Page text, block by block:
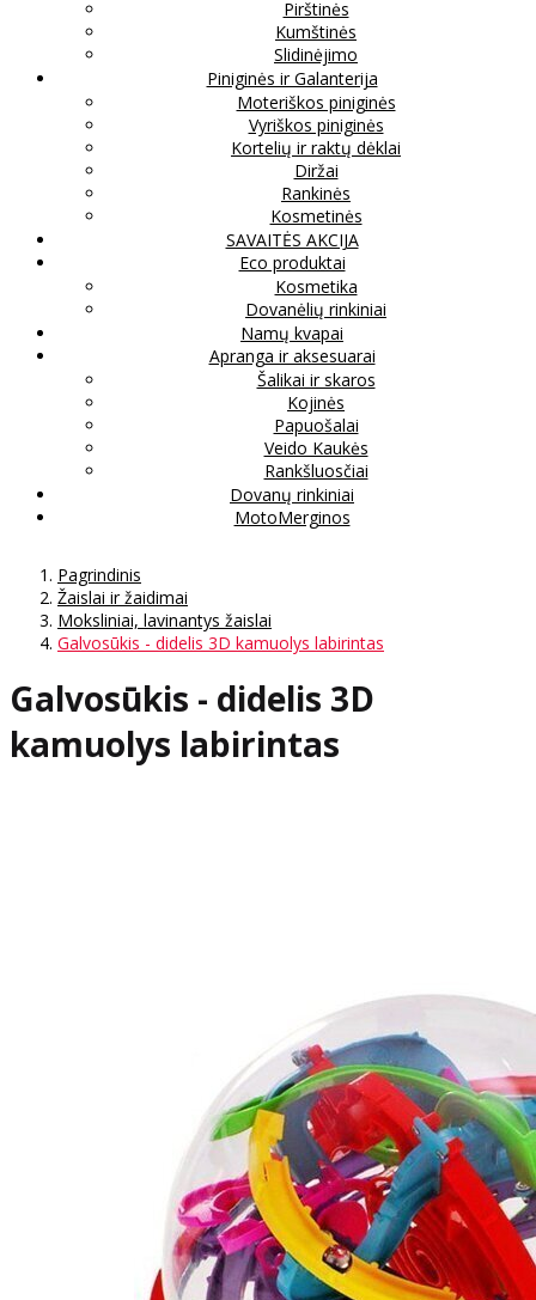
Pirštinės
Kumštinės
Slidinėjimo
Piniginės ir Galanterija
Moteriškos piniginės
Vyriškos piniginės
Kortelių ir raktų dėklai
Diržai
Rankinės
Kosmetinės
SAVAITĖS AKCIJA
Eco produktai
Kosmetika
Dovanėlių rinkiniai
Namų kvapai
Apranga ir aksesuarai
Šalikai ir skaros
Kojinės
Papuošalai
Veido Kaukės
Rankšluosčiai
Dovanų rinkiniai
MotoMerginos
Pagrindinis
Žaislai ir žaidimai
Moksliniai, lavinantys žaislai
Galvosūkis - didelis 3D kamuolys labirintas
Galvosūkis - didelis 3D
kamuolys labirintas